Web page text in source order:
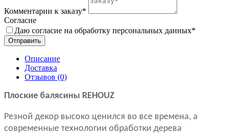
Комментарии к заказу*
Согласие
Даю согласие на обработку персональных данных*
Отправить
Описание
Доставка
Отзывов (0)
Плоские балясины REHOUZ
Резной декор высоко ценился во все времена, а
современные технологии обработки дерева